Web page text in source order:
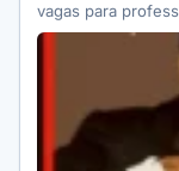
vagas para
motorista;…